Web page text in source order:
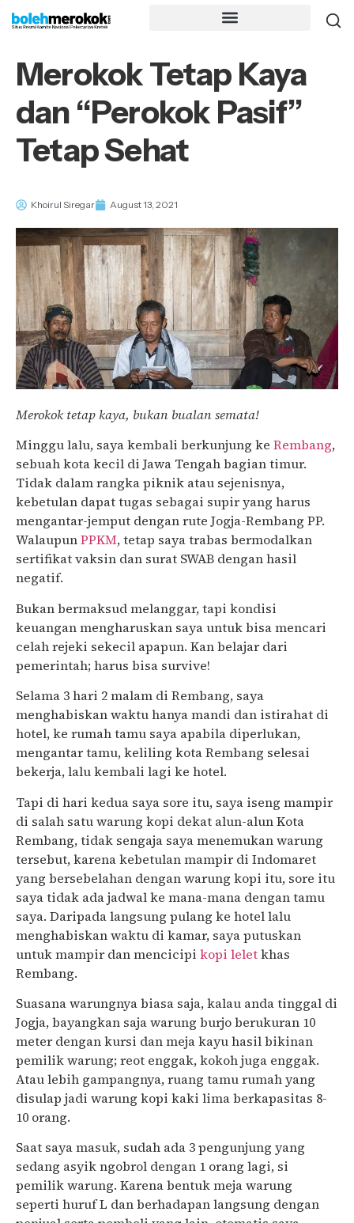
Merokok Tetap Kaya
dan “Perokok Pasif”
Tetap Sehat
Khoirul Siregar August 13, 2021
Merokok tetap kaya, bukan bualan semata!
Minggu lalu, saya kembali berkunjung ke Rembang,
sebuah kota kecil di Jawa Tengah bagian timur.
Tidak dalam rangka piknik atau sejenisnya,
kebetulan dapat tugas sebagai supir yang harus
mengantar-jemput dengan rute Jogja-Rembang PP.
WalaupunPPKM, tetap saya trabas bermodalkan
sertifikat vaksin dan surat SWAB dengan hasil
negatif.
Bukan bermaksud melanggar, tapi kondisi
keuangan mengharuskan saya untuk bisa mencari
celah rejeki sekecil apapun. Kan belajar dari
pemerintah; harus bisa survive!
Selama 3 hari 2 malam di Rembang, saya
menghabiskan waktu hanya mandi dan istirahat di
hotel, ke rumah tamu saya apabila diperlukan,
mengantar tamu, keliling kota Rembang selesai
bekerja, lalu kembali lagi ke hotel.
Tapi di hari kedua saya sore itu, saya iseng mampir
di salah satu warung kopi dekat alun-alun Kota
Rembang, tidak sengaja saya menemukan warung
tersebut, karena kebetulan mampir di Indomaret
yang bersebelahan dengan warung kopi itu, sore itu
saya tidak ada jadwal ke mana-mana dengan tamu
saya. Daripada langsung pulang ke hotel lalu
menghabiskan waktu di kamar, saya putuskan
untuk mampir dan mencicipi kopi leletkhas
Rembang.
Suasana warungnya biasa saja, kalau anda tinggal di
Jogja, bayangkan saja warung burjo berukuran 10
meter dengan kursi dan meja kayu hasil bikinan
pemilik warung; reot enggak, kokoh juga enggak.
Atau lebih gampangnya, ruang tamu rumah yang
disulap jadi warung kopi kaki lima berkapasitas 8-
10 orang.
Saat saya masuk, sudah ada 3 pengunjung yang
sedang asyik ngobrol dengan 1 orang lagi, si
pemilik warung. Karena bentuk meja warung
seperti huruf L dan berhadapan langsung dengan